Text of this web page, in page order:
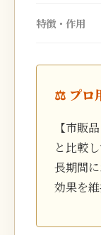
特徴・作用
⚖️ プロ
【市販
と比較
長期間
効果を